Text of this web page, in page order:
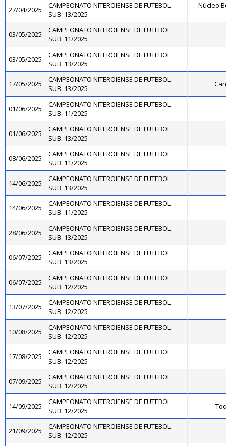
27/04/2025
CAMPEONATO NITEROIENSE DE FUTEBOL
SUB. 13/2025
Núcleo
03/05/2025
CAMPEONATO NITEROIENSE DE FUTEBOL
SUB. 11/2025
03/05/2025
CAMPEONATO NITEROIENSE DE FUTEBOL
SUB. 13/2025
17/05/2025
CAMPEONATO NITEROIENSE DE FUTEBOL
SUB. 13/2025
01/06/2025
CAMPEONATO NITEROIENSE DE FUTEBOL
SUB. 11/2025
01/06/2025
CAMPEONATO NITEROIENSE DE FUTEBOL
SUB. 13/2025
08/06/2025
CAMPEONATO NITEROIENSE DE FUTEBOL
SUB. 11/2025
14/06/2025
CAMPEONATO NITEROIENSE DE FUTEBOL
SUB. 13/2025
14/06/2025
CAMPEONATO NITEROIENSE DE FUTEBOL
SUB. 11/2025
28/06/2025
CAMPEONATO NITEROIENSE DE FUTEBOL
SUB. 13/2025
06/07/2025
CAMPEONATO NITEROIENSE DE FUTEBOL
SUB. 13/2025
06/07/2025
CAMPEONATO NITEROIENSE DE FUTEBOL
SUB. 12/2025
13/07/2025
CAMPEONATO NITEROIENSE DE FUTEBOL
SUB. 12/2025
10/08/2025
CAMPEONATO NITEROIENSE DE FUTEBOL
SUB. 12/2025
17/08/2025
CAMPEONATO NITEROIENSE DE FUTEBOL
SUB. 12/2025
07/09/2025
CAMPEONATO NITEROIENSE DE FUTEBOL
SUB. 12/2025
14/09/2025
CAMPEONATO NITEROIENSE DE FUTEBOL
SUB. 12/2025
21/09/2025
CAMPEONATO NITEROIENSE DE FUTEBOL
SUB. 12/2025